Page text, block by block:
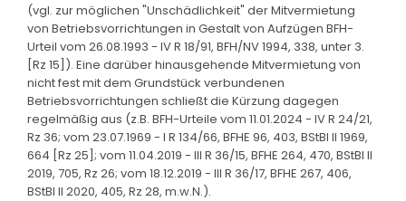
(vgl. zur möglichen "Unschädlichkeit" der Mitvermietung
von Betriebsvorrichtungen in Gestalt von Aufzügen BFH-
Urteil vom 26.08.1993 - IV R 18/91, BFH/NV 1994, 338, unter 3.
[Rz 15]). Eine darüber hinausgehende Mitvermietung von
nicht fest mit dem Grundstück verbundenen
Betriebsvorrichtungen schließt die Kürzung dagegen
regelmäßig aus (z.B. BFH-Urteile vom 11.01.2024 - IV R 24/21,
Rz 36; vom 23.07.1969 - I R 134/66, BFHE 96, 403, BStBl II 1969,
664 [Rz 25]; vom 11.04.2019 - III R 36/15, BFHE 264, 470, BStBl II
2019, 705, Rz 26; vom 18.12.2019 - III R 36/17, BFHE 267, 406,
BStBl II 2020, 405, Rz 28, m.w.N.).